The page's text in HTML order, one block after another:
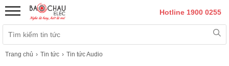
Hotline 1900 0255
Trang chủ Tin tức Tin tức Audio